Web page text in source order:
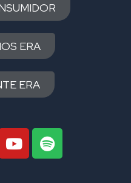
ERA
ERA
Y
o
S
p